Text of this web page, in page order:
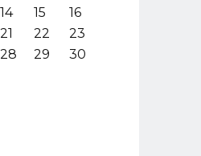
14 15
16
21 22
23
28 29
30